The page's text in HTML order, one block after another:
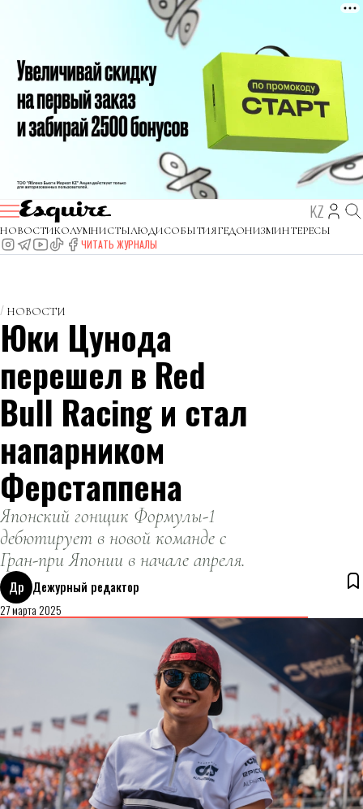
KZ
НОВОСТИКОЛУМНИСТЫЛЮДИСОБЫТИЯГЕДОНИЗМИНТЕРЕСЫ
ЧИТАТЬ ЖУРНАЛЫ
НОВОСТИ
Юки Цунода
перешел в Red
Bull Racing и стал
напарником
Ферстаппена
Японский гонщик Формулы-1
дебютирует в новой команде с
Гран-при Японии в начале апреля.
Др Дежурный редактор
27 марта 2025